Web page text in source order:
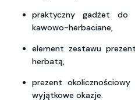
praktyczny gadżet do
kawowo-herbaciane,
element zestawu
herbatą,
prezent
wyjątkowe okazje.